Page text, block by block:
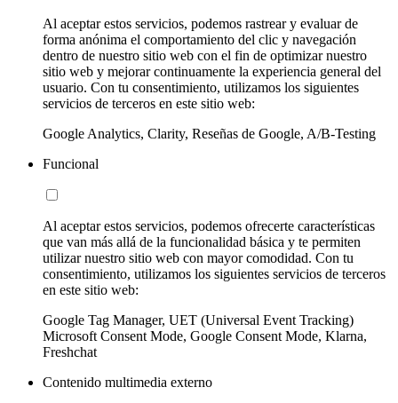
Al aceptar estos servicios, podemos rastrear y evaluar de
forma anónima el comportamiento del clic y navegación
dentro de nuestro sitio web con el fin de optimizar nuestro
sitio web y mejorar continuamente la experiencia general del
usuario. Con tu consentimiento, utilizamos los siguientes
servicios de terceros en este sitio web:
Google Analytics, Clarity, Reseñas de Google, A/B-Testing
Funcional
Al aceptar estos servicios, podemos ofrecerte características
que van más allá de la funcionalidad básica y te permiten
utilizar nuestro sitio web con mayor comodidad. Con tu
consentimiento, utilizamos los siguientes servicios de terceros
en este sitio web:
Google Tag Manager, UET (Universal Event Tracking)
Microsoft Consent Mode, Google Consent Mode, Klarna,
Freshchat
Contenido multimedia externo